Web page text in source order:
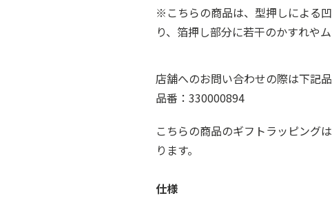
※こちらの商品は、型押しによる
り、箔押し部分に若干のかすれや
店舗へのお問い合わせの際は下記
品番：330000894
こちらの商品のギフトラッピングは
ります。
仕様